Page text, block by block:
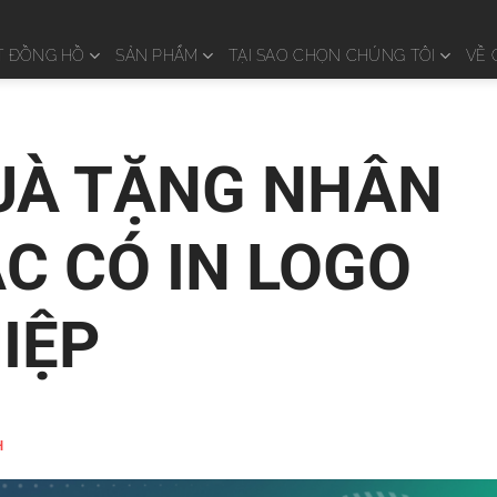
ĐỒNG HỒ SẢN PHẨM TẠI SAO CHỌN CHÚNG TÔI VỀ
TẶNG NHÂN
CÓ IN LOGO